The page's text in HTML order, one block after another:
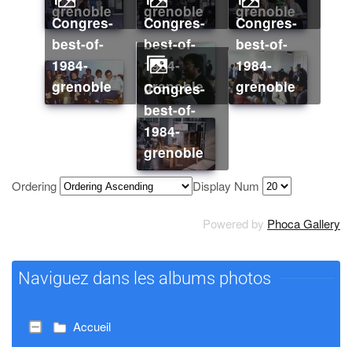
grenoble
grenoble
grenoble
congres-
best-of-
1984-
grenoble
congres-
best-of-
1984-
grenoble
congres-
best-of-
1984-
grenoble
congres-
best-of-
1984-
grenoble
Ordering Display Num
Powered by Phoca Gallery
Naviguez dans les albums photos
Accueil